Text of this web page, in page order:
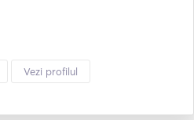
Vezi profilul